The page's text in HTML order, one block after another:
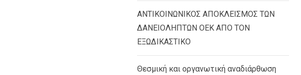
ΑΝΤΙΚΟΙΝΩΝΙΚΟΣ ΑΠΟΚΛΕΙΣΜΟΣ ΤΩΝ
ΔΑΝΕΙΟΛΗΠΤΩΝ ΟΕΚ ΑΠΟ ΤΟΝ
ΕΞΩΔΙΚΑΣΤΙΚΟ
Θεσμική και οργανωτική αναδιάρθωση